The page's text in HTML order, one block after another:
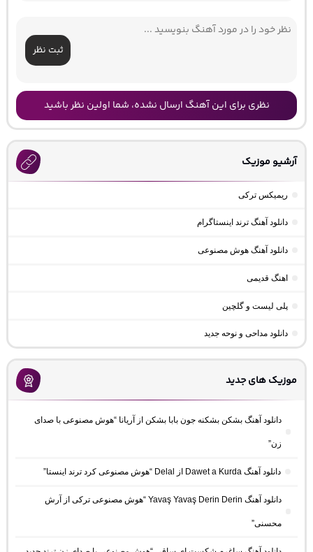
ثبت نظر
نظری برای این آهنگ ارسال نشده، شما اولین نظر باشید
آرشیو موزیک
ریمیکس ترکی
دانلود آهنگ ترند اینستاگرام
دانلود آهنگ هوش مصنوعی
اهنگ قدیمی
پلی لیست و گلچین
دانلود مداحی و نوحه جدید
موزیک های جدید
دانلود آهنگ بشکن بشکنه جون بابا بشکن از آریانا “هوش مصنوعی با صدای
زن”
دانلود آهنگ Dawet a Kurda از Delal “هوش مصنوعی کرد ترند اینستا”
دانلود آهنگ Yavaş Yavaş Derin Derin “هوش مصنوعی ترکی از آرش
محسنی”